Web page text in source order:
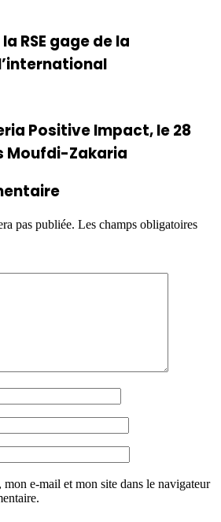
la RSE gage de la
Positive Impact, le 28
Moufdi-Zakaria
pas publiée. Les champs obligatoires
e-mail et mon site dans le navigateur